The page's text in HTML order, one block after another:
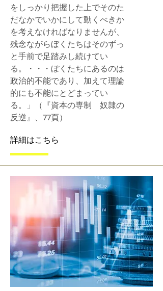
をしっかり把握した上でそのた
だなかでいかにして動くべきか
を考えなければなりませんが、
残念ながらぼくたちはそのずっ
と手前で足踏みし続けてい
る。・・・ぼくたちにあるのは
政治的不能であり、加えて理論
的にも不能にとどまってい
る。」（『資本の専制 奴隷の
反逆』、77頁）
詳細はこちら